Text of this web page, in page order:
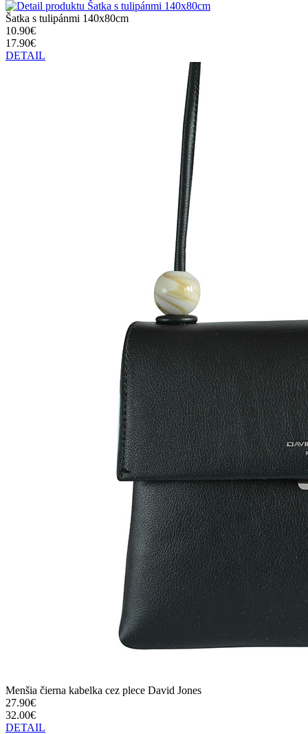
Šatka s tulipánmi 140x80cm
10.90€
17.90€
DETAIL
Menšia čierna kabelka cez plece David Jones
27.90€
32.00€
DETAIL